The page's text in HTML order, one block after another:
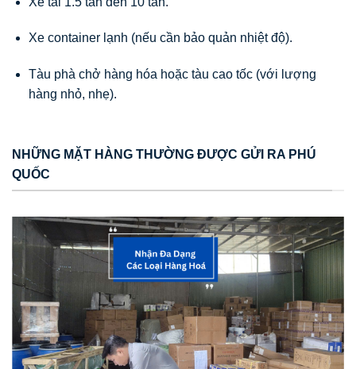
Xe container lạnh (nếu cần bảo quản nhiệt độ).
Tàu phà chở hàng hóa hoặc tàu cao tốc (với lượng
hàng nhỏ, nhẹ).
NHỮNG MẶT HÀNG THƯỜNG ĐƯỢC GỬI RA PHÚ
QUỐC